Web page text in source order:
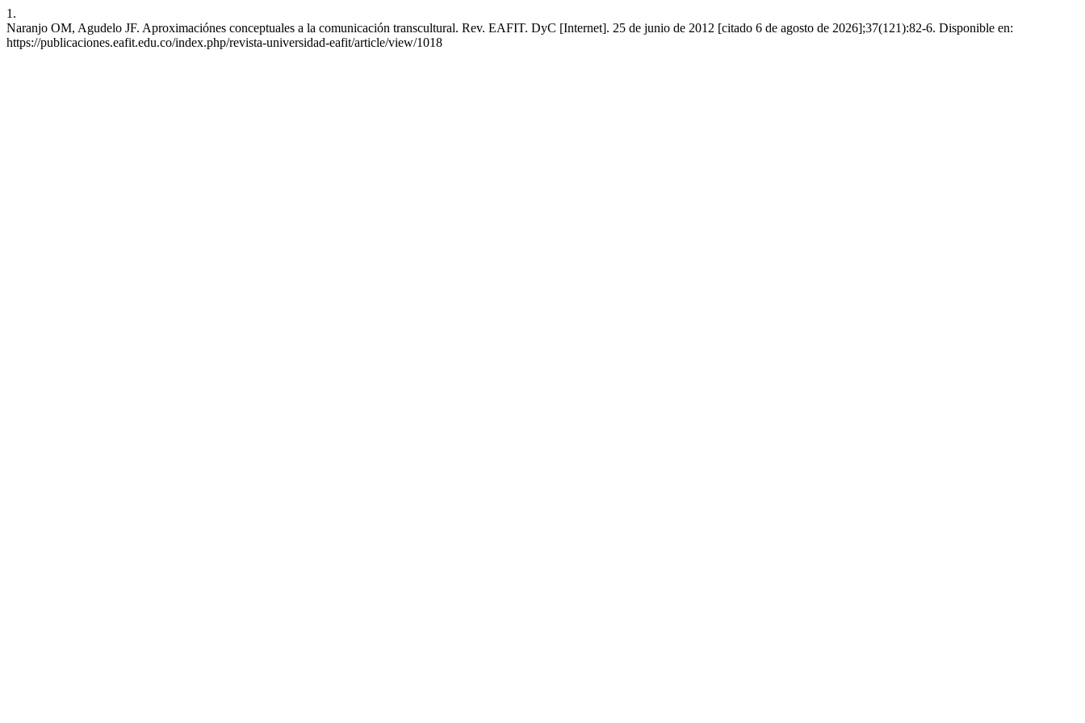
1.
Naranjo OM, Agudelo JF. Aproximaciónes conceptuales a la comunicación transcultural. Rev. EAFIT. DyC [Internet]. 25 de junio de 2012 [citado 6 de agosto de 2026];37(121):82-6. Disponible en:
https://publicaciones.eafit.edu.co/index.php/revista-universidad-eafit/article/view/1018